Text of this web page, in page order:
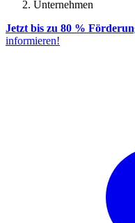
Unternehmen
Jetzt bis zu 80 %
informieren!